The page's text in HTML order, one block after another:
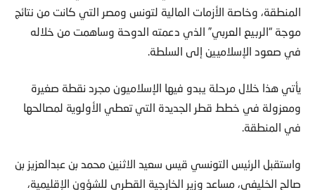
المنطقة، وخاصة الأزمات المالية لتونس ومصر التي كانت من نتائج
موجة “الربيع العربي” الذي دعمته الدوحة وساهمت من خلاله
في صعود الإسلاميين إلى السلطة.
يأتي هذا خلال مرحلة يبدو فيها الإسلاميون مجرد نقطة صغيرة
ومعزولة في خطط قطر الجديدة التي تعطي الأولوية لمصالحها
في المنطقة.
واستقبل الرئيس التونسي قيس سعيد الاثنين محمد بن عبدالعزيز بن
صالح الخليفي، مساعد وزير الخارجية القطري للشؤون الإقليمية،